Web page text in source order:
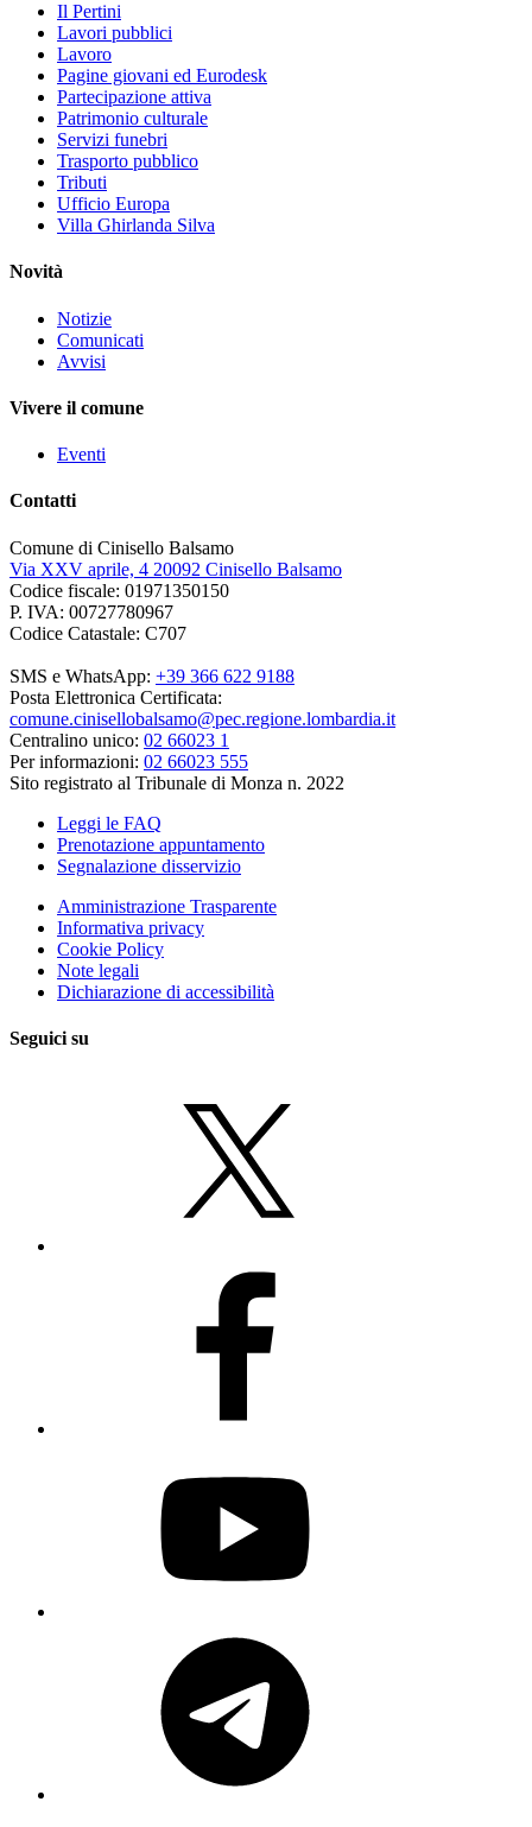
Il Pertini
Lavori pubblici
Lavoro
Pagine giovani ed Eurodesk
Partecipazione attiva
Patrimonio culturale
Servizi funebri
Trasporto pubblico
Tributi
Ufficio Europa
Villa Ghirlanda Silva
Novità
Notizie
Comunicati
Avvisi
Vivere il comune
Eventi
Contatti
Comune di Cinisello Balsamo
Via XXV aprile, 4 20092 Cinisello Balsamo
Codice fiscale: 01971350150
P. IVA: 00727780967
Codice Catastale: C707
SMS e WhatsApp: +39 366 622 9188
Posta Elettronica Certificata:
comune.cinisellobalsamo@pec.regione.lombardia.it
Centralino unico: 02 66023 1
Per informazioni: 02 66023 555
Sito registrato al Tribunale di Monza n. 2022
Leggi le FAQ
Prenotazione appuntamento
Segnalazione disservizio
Amministrazione Trasparente
Informativa privacy
Cookie Policy
Note legali
Dichiarazione di accessibilità
Seguici su